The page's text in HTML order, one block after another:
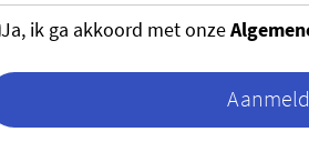
Ja, ik ga akkoord met onze